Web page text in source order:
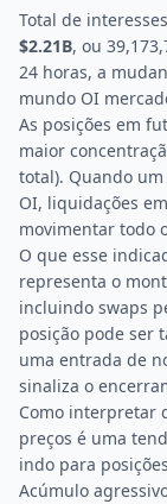
Total de
$2.21B, ou
24 horas, a
mundo OI
As posições em
maior
total). Quando
OI, liquidações
movimentar todo
O que esse
representa o
incluindo swaps
posição pode ser
uma entrada de
sinaliza o
Como interpretar
preços é uma
indo para
Acúmulo